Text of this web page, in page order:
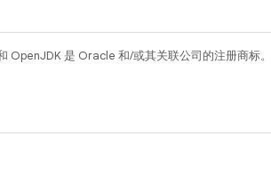
OpenJDK 是 Oracle 和/或其关联公司的注册商标。